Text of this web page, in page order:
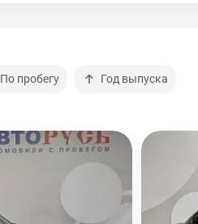
По пробегу Год выпуска